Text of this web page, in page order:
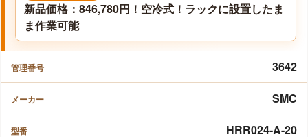
新品価格：846,780円！空冷式！ラックに設置したま
ま作業可能
管理番号 3642
メーカー SMC
型番 HRR024-A-20